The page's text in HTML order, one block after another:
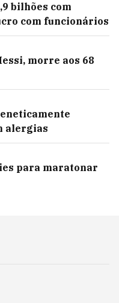
bilhões com
com funcionários
morre aos 68
alergias
para maratonar